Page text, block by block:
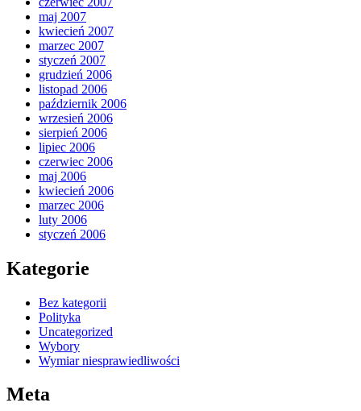
maj 2007
kwiecień 2007
marzec 2007
styczeń 2007
grudzień 2006
listopad 2006
październik 2006
wrzesień 2006
sierpień 2006
lipiec 2006
czerwiec 2006
maj 2006
kwiecień 2006
marzec 2006
luty 2006
styczeń 2006
Kategorie
Bez kategorii
Polityka
Uncategorized
Wybory
Wymiar niesprawiedliwości
Meta